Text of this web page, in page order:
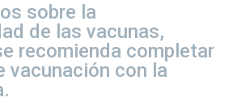
sobre la
de las vacunas,
recomienda completar
vacunación con la